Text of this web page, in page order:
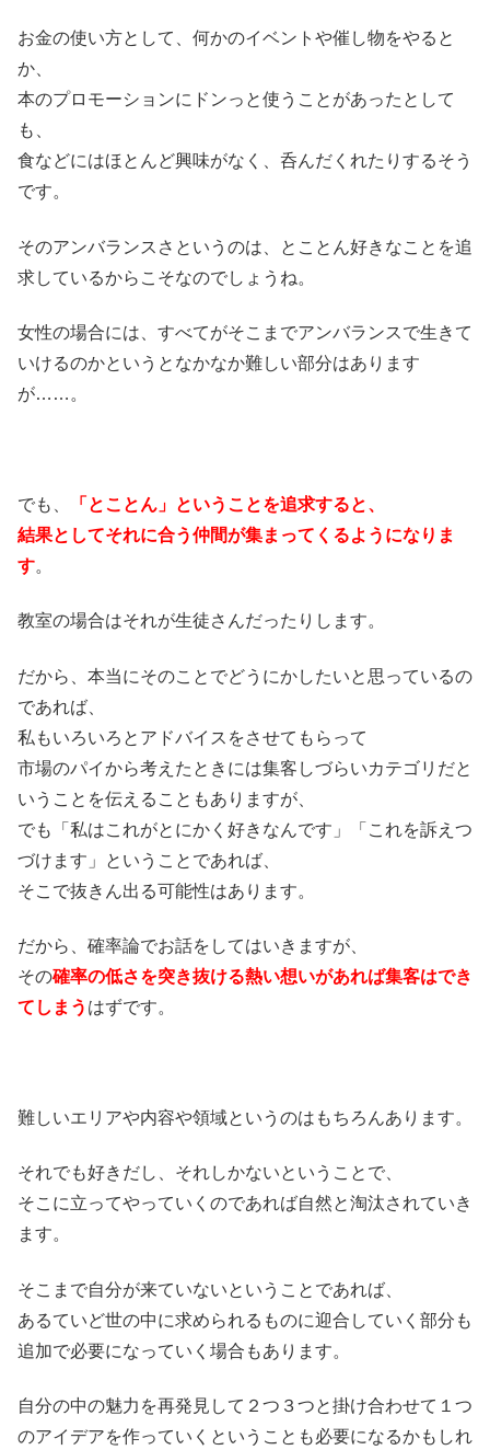
お金の使い方として、何かのイベントや催し物をやると
か、
本のプロモーションにドンっと使うことがあったとして
も、
食などにはほとんど興味がなく、呑んだくれたりするそう
です。
そのアンバランスさというのは、とことん好きなことを追
求しているからこそなのでしょうね。
女性の場合には、すべてがそこまでアンバランスで生きて
いけるのかというとなかなか難しい部分はあります
が……。
でも、
「とことん」ということを追求すると、
結果としてそれに合う仲間が集まってくるようになりま
す。
教室の場合はそれが生徒さんだったりします。
だから、本当にそのことでどうにかしたいと思っているの
であれば、
私もいろいろとアドバイスをさせてもらって
市場のパイから考えたときには集客しづらいカテゴリだと
いうことを伝えることもありますが、
でも「私はこれがとにかく好きなんです」「これを訴えつ
づけます」ということであれば、
そこで抜きん出る可能性はあります。
だから、確率論でお話をしてはいきますが、
その確率の低さを突き抜ける熱い想いがあれば集客はでき
てしまう はずです。
難しいエリアや内容や領域というのはもちろんあります。
それでも好きだし、それしかないということで、
そこに立ってやっていくのであれば自然と淘汰されていき
ます。
そこまで自分が来ていないということであれば、
あるていど世の中に求められるものに迎合していく部分も
追加で必要になっていく場合もあります。
自分の中の魅力を再発見して２つ３つと掛け合わせて１つ
のアイデアを作っていくということも必要になるかもしれ